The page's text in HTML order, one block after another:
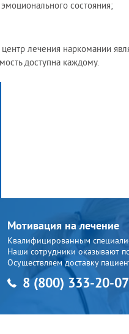
состояния;
лечения наркомании
доступна каждому.
Мотивация на лечение
Квалифицированным
Наши сотрудники оказывают
Осуществляем доставку
8 (800) 333-20-07